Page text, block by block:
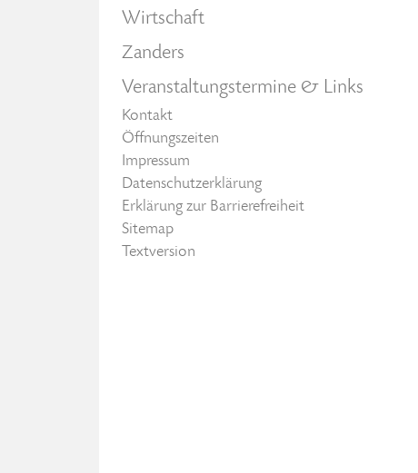
Wirtschaft
Zanders
Veranstaltungstermine & Links
Kontakt
Öffnungszeiten
Impressum
Datenschutzerklärung
Erklärung zur Barrierefreiheit
Sitemap
Textversion